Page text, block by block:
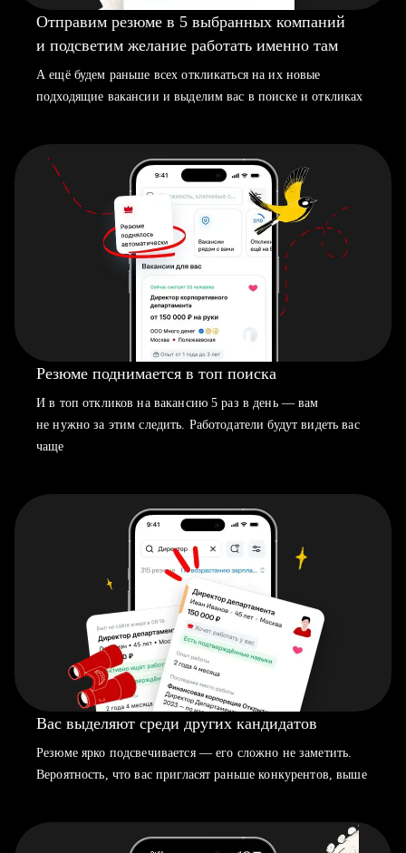
Отправим резюме в 5 выбранных компаний
и подсветим желание работать именно там
А ещё будем раньше всех откликаться на их новые
подходящие вакансии и выделим вас в поиске и откликах
Резюме поднимается в топ поиска
И в топ откликов на вакансию 5 раз в день — вам
не нужно за этим следить. Работодатели будут видеть вас
чаще
Вас выделяют среди других кандидатов
Резюме ярко подсвечивается — его сложно не заметить.
Вероятность, что вас пригласят раньше конкурентов, выше